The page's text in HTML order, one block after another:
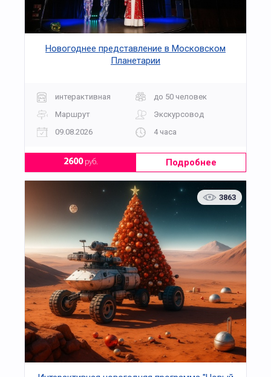
Новогоднее представление в Московском
Планетарии
интерактивная
до 50 человек
Маршрут
Экскурсовод
09.08.2026
4 часа
2600руб. Подробнее
3863